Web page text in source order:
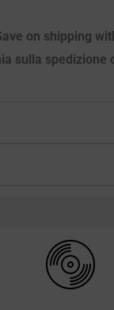
on shipping
sulla spedizione